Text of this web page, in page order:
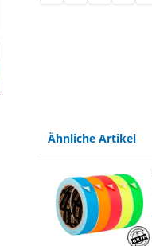
Ähnliche Artikel